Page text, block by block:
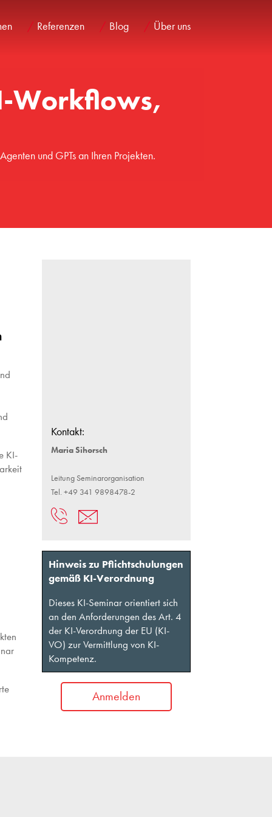
Referenzen Blog Über uns
Workflows,
und GPTs an Ihren Projekten.
KI-
Kontakt:
Maria Sihorsch
Leitung Seminarorganisation
Tel. +49 341 9898478-2
Hinweis zu Pflichtschulungen
gemäß KI-Verordnung
Dieses KI-Seminar orientiert sich
an den Anforderungen des Art. 4
der KI-Verordnung der EU (KI-
VO) zur Vermittlung von KI-
Kompetenz.
Anmelden